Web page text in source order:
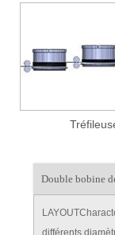
Double bobine
différents